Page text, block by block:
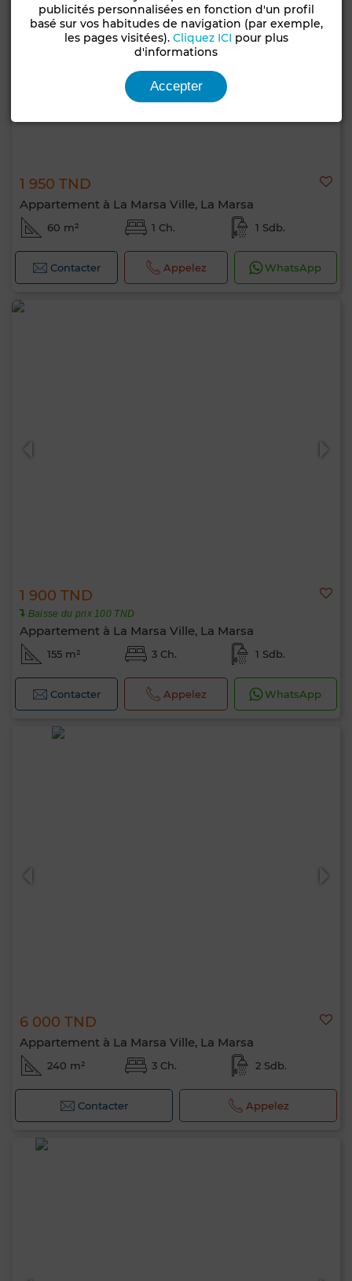
1 950 TND
Appartement à La Marsa Ville, La Marsa
60 m² 1 Ch. 1 Sdb.
Contacter Appelez WhatsApp
1 900 TND
Baisse du prix 100 TND
Appartement à La Marsa Ville, La Marsa
155 m² 3 Ch. 1 Sdb.
Contacter Appelez WhatsApp
6 000 TND
Appartement à La Marsa Ville, La Marsa
240 m² 3 Ch. 2 Sdb.
Contacter Appelez
publicités personnalisées en fonction d'un profil
basé sur vos habitudes de navigation (par exemple,
les pages visitées). Cliquez ICI pour plus
d'informations
Accepter